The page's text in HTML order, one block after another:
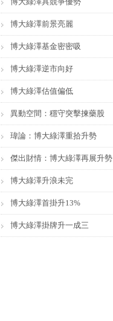
博大綠澤前景亮麗
博大綠澤基金密密吸
博大綠澤逆市向好
博大綠澤估值偏低
異動空間：穩守突擊揀藥股
瑋論：博大綠澤重拾升勢
傑出財情：博大綠澤再展升勢
博大綠澤升浪未完
博大綠澤首掛升13%
博大綠澤掛牌升一成三